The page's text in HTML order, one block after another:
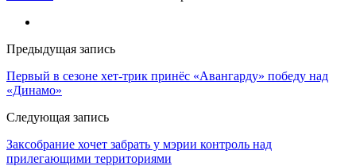
Предыдущая запись
Первый в сезоне хет-трик принёс «Авангарду» победу над
«Динамо»
Следующая запись
Заксобрание хочет забрать у мэрии контроль над
прилегающими территориями